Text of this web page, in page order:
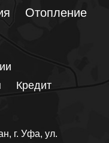
Отопление
Кредит
, г. Уфа, ул.